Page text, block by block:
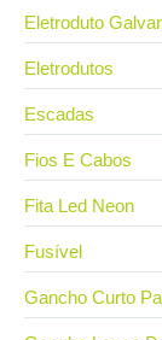
Eletroduto
Eletrodutos
Escadas
Fios E Cabos
Fita Led Neon
Fusível
Gancho Curto